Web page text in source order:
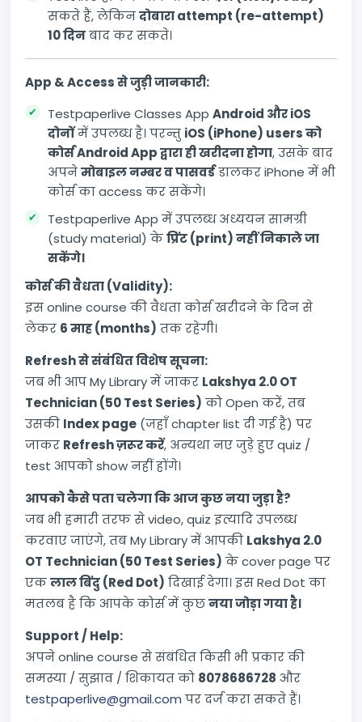
सकते हैं, लेकिनदोबारा attempt (re-attempt)
10 दिनबाद कर सकते।
App & Access से जुड़ी जानकारी:
Testpaperlive Classes App Android और iOS
दोनोंमें उपलब्ध है। परन्तु iOS (iPhone) users को
कोर्स Android App द्वारा ही खरीदना होगा, उसके बाद
अपनेमोबाइल नम्बर व पासवर्डडालकर iPhone में भी
कोर्स का access कर सकेंगे।
Testpaperlive App में उपलब्ध अध्ययन सामग्री
(study material) केप्रिंट (print) नहीं निकाले जा
सकेंगे।
कोर्स की वैधता (Validity):
इस online course की वैधता कोर्स खरीदने के दिन से
लेकर 6 माह (months) तक रहेगी।
Refresh से संबंधित विशेष सूचना:
जब भी आप My Library में जाकर Lakshya 2.0 OT
Technician (50 Test Series) को Open करें, तब
उसकी Index page (जहाँ chapter list दी गई है) पर
जाकर Refresh ज़रूर करें, अन्यथा नए जुड़े हुए quiz /
test आपको show नहीं होंगे।
आपको कैसे पता चलेगा कि आज कुछ नया जुड़ा है?
जब भी हमारी तरफ से video, quiz इत्यादि उपलब्ध
करवाए जाएंगे, तब My Library में आपकी Lakshya 2.0
OT Technician (50 Test Series) के cover page पर
एकलाल बिंदु (Red Dot) दिखाई देगा। इस Red Dot का
मतलब है कि आपके कोर्स में कुछनया जोड़ा गया है।
Support / Help:
अपने online course से संबंधित किसी भी प्रकार की
समस्या / सुझाव / शिकायत को 8078686728 और
testpaperlive@gmail.com पर दर्ज करा सकते हैं।